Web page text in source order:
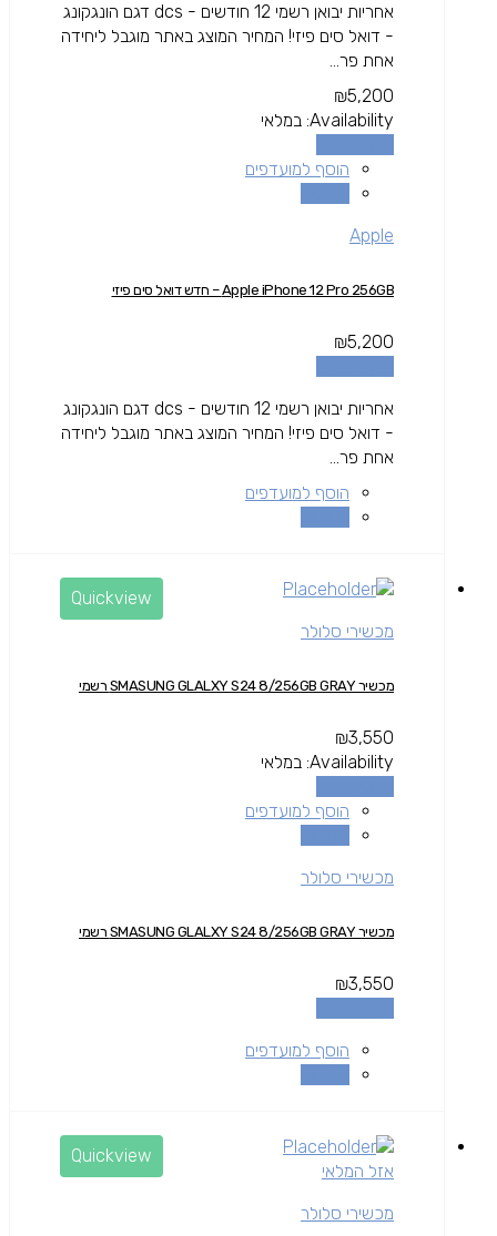
אחריות יבואן רשמי 12 חודשים - dcs דגם הונגקונג
- דואל סים פיזי! המחיר המוצג באתר מוגבל ליחידה
אחת פר...
₪5,200
Availability: במלאי
הוסף למועדפים
Apple
Apple iPhone 12 Pro 256GB – חדש דואל סים פיזי
₪5,200
אחריות יבואן רשמי 12 חודשים - dcs דגם הונגקונג
- דואל סים פיזי! המחיר המוצג באתר מוגבל ליחידה
אחת פר...
הוסף למועדפים
Quickview
מכשירי סלולר
מכשיר SMASUNG GLALXY S24 8/256GB GRAY רשמי
₪3,550
Availability: במלאי
הוסף למועדפים
מכשירי סלולר
מכשיר SMASUNG GLALXY S24 8/256GB GRAY רשמי
₪3,550
הוסף למועדפים
Quickview
אזל המלאי
מכשירי סלולר